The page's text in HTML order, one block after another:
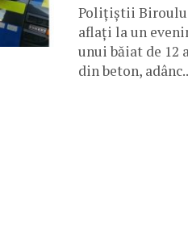
Polițiștii
aflați la un
unui băiat de 12
din beton,